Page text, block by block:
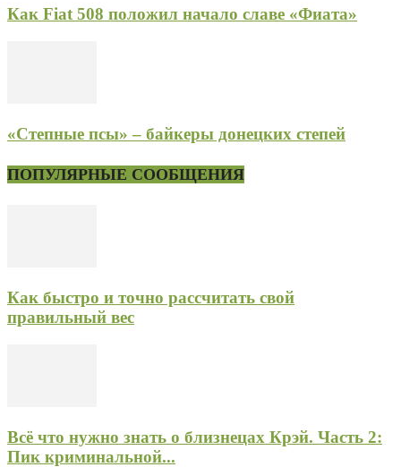
Как Fiat 508 положил начало славе «Фиата»
«Степные псы» – байкеры донецких степей
ПОПУЛЯРНЫЕ СООБЩЕНИЯ
Как быстро и точно рассчитать свой
правильный вес
Всё что нужно знать о близнецах Крэй. Часть 2:
Пик криминальной...